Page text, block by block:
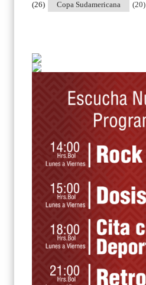
Copa Sudamericana
(26) (20)